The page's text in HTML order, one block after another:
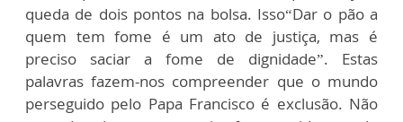
queda de dois pontos na bolsa. Isso“Dar o pão a
quem tem fome é um ato de justiça, mas é
preciso saciar a fome de dignidade”. Estas
palavras fazem-nos compreender que o mundo
perseguido pelo Papa Francisco é exclusão. Não